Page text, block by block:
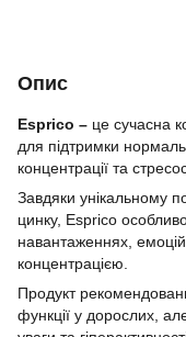
Опис
Esprico – це сучасна
для підтримки
концентрації та
Завдяки унікальному
цинку, Esprico
навантаженнях,
концентрацією.
Продукт
функції у дорослих,